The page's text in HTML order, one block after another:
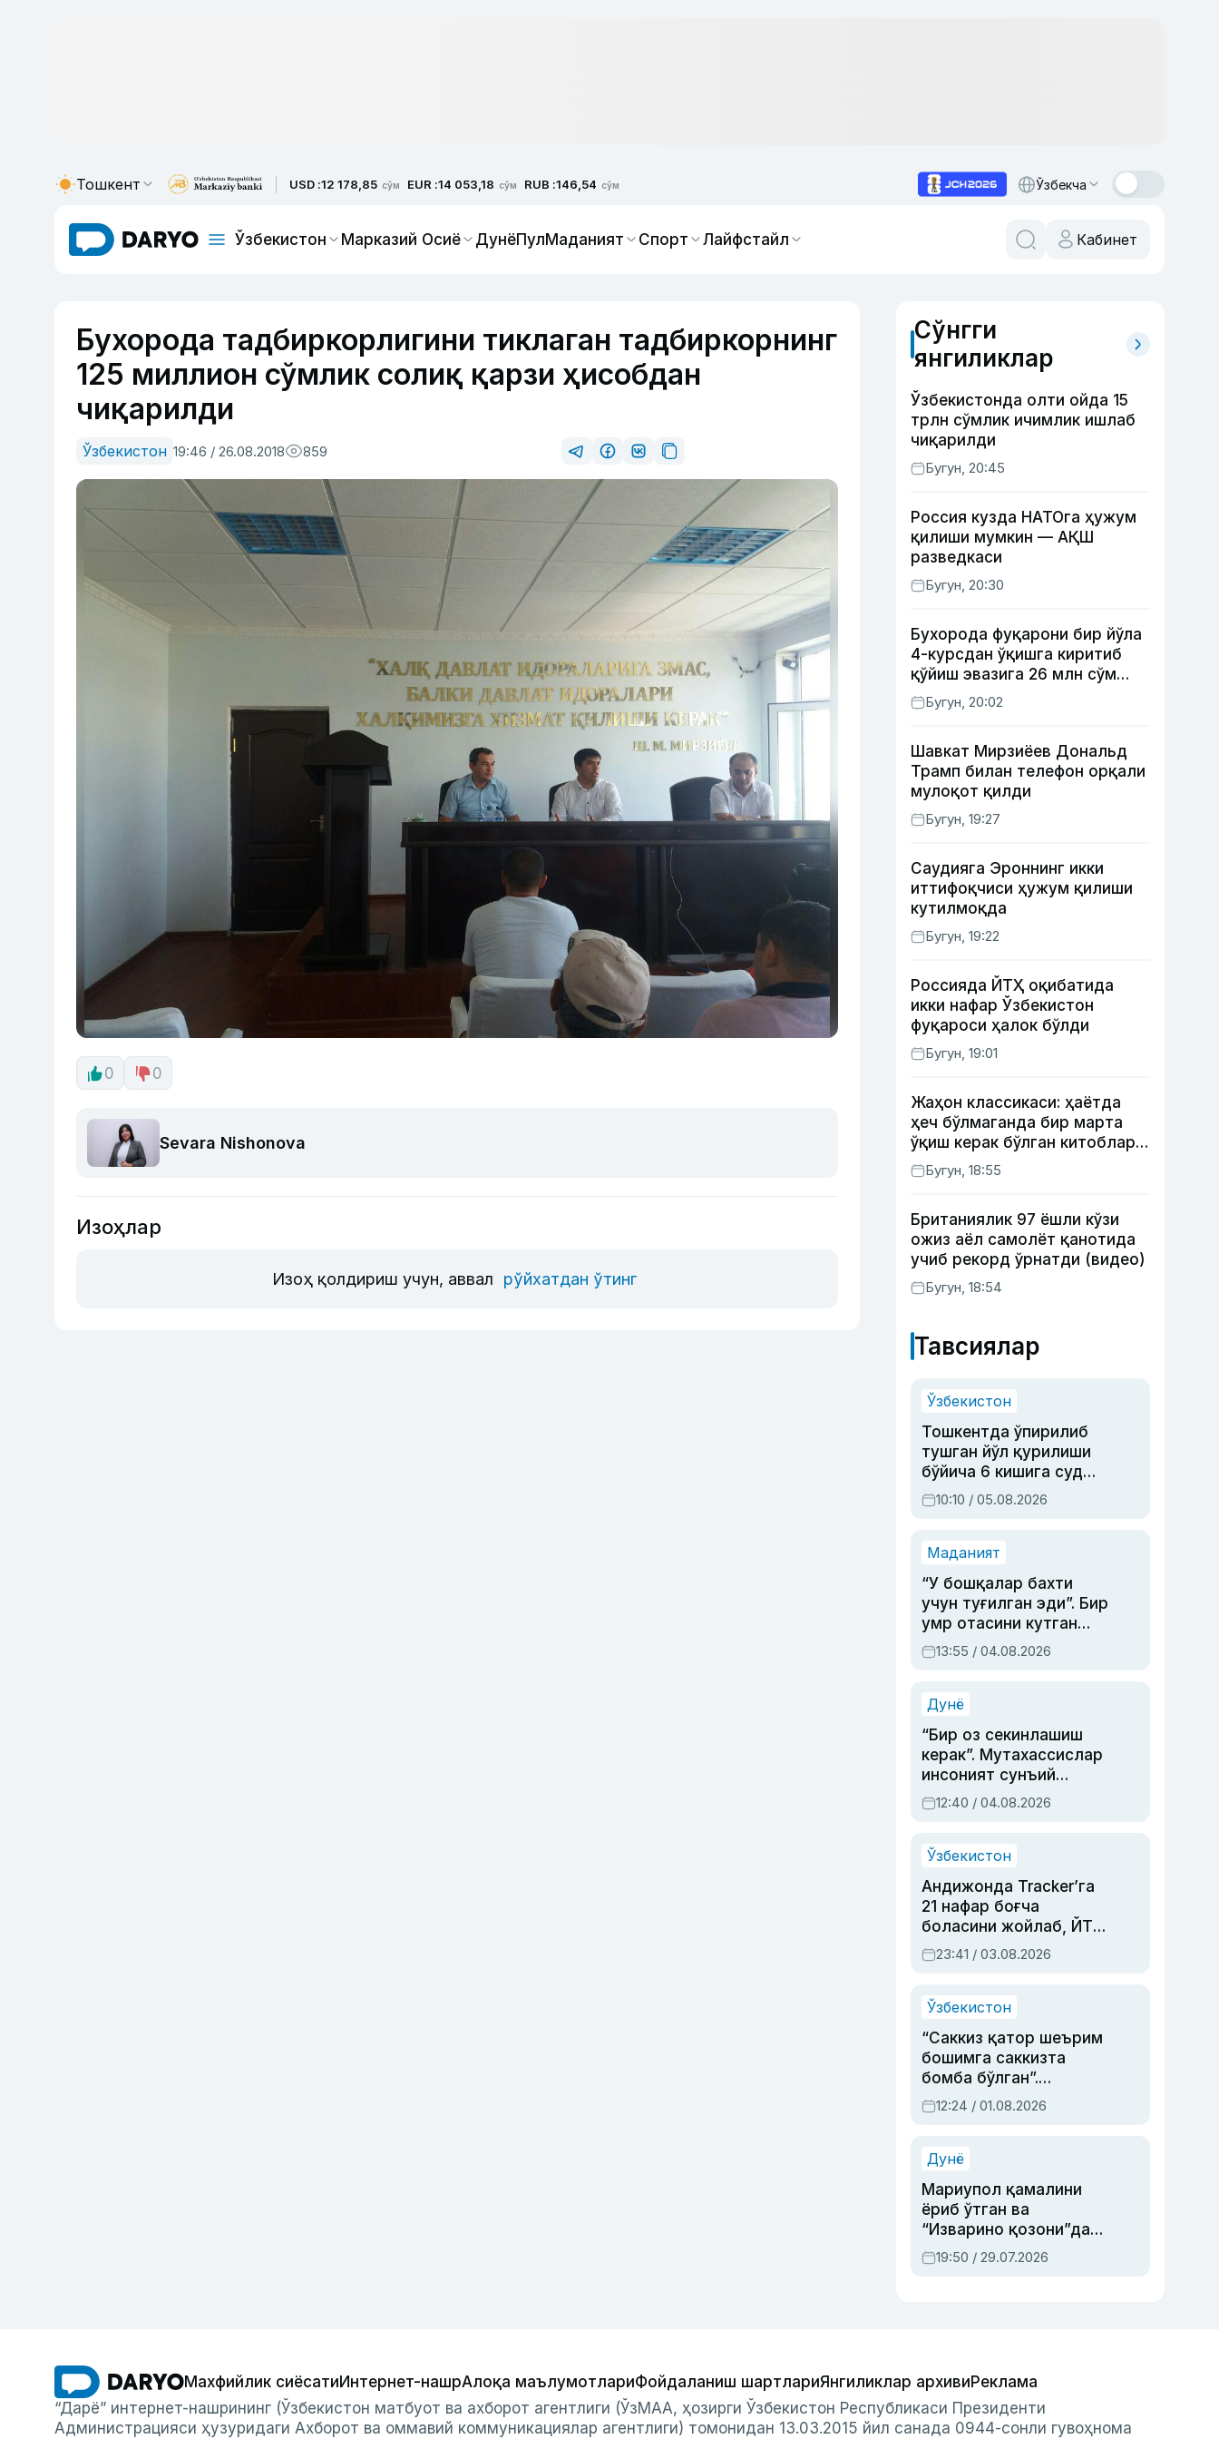
Тошкент USD :12 178,85 сўм EUR :14 053,18 сўм RUB :146,54 сўм Ўзбекча
Ўзбекистон Марказий Осиё ДунёПулМаданият Спорт Лайфстайл Кабинет
Бухорода тадбиркорлигини тиклаган тадбиркорнинг
125 миллион сўмлик солиқ қарзи ҳисобдан
чиқарилди
Ўзбекистон 19:46 / 26.08.2018 859
0 0
Sevara Nishonova
Изоҳлар
Изоҳ қолдириш учун, аввал рўйхатдан ўтинг
Сўнгги
янгиликлар
Ўзбекистонда олти ойда 15
трлн сўмлик ичимлик ишлаб
чиқарилди
Бугун, 20:45
Россия кузда НАТОга ҳужум
қилиши мумкин — АҚШ
разведкаси
Бугун, 20:30
Бухорода фуқарони бир йўла
4-курсдан ўқишга киритиб
қўйиш эвазига 26 млн сўм
олган шахс ушланди
Бугун, 20:02
Шавкат Мирзиёев Дональд
Трамп билан телефон орқали
мулоқот қилди
Бугун, 19:27
Саудияга Эроннинг икки
иттифоқчиси ҳужум қилиши
кутилмоқда
Бугун, 19:22
Россияда ЙТҲ оқибатида
икки нафар Ўзбекистон
фуқароси ҳалок бўлди
Бугун, 19:01
Жаҳон классикаси: ҳаётда
ҳеч бўлмаганда бир марта
ўқиш керак бўлган китоблар
(II қисм)
Бугун, 18:55
Британиялик 97 ёшли кўзи
ожиз аёл самолёт қанотида
учиб рекорд ўрнатди (видео)
Бугун, 18:54
Тавсиялар
Ўзбекистон
Тошкентда ўпирилиб
тушган йўл қурилиши
бўйича 6 кишига суд
ҳукми ўқилди
10:10 / 05.08.2026
Маданият
“У бошқалар бахти
учун туғилган эди”. Бир
умр отасини кутган
актриса ва дубльяж
устаси Римма
синовларга тўла ҳаёти
13:55 / 04.08.2026
Дунё
“Бир оз секинлашиш
керак”. Мутахассислар
инсоният сунъий
интеллектни бошқара
олмай қолишидан
12:40 / 04.08.2026
Ўзбекистон
Андижонда Tracker’га
21 нафар боғча
боласини жойлаб, ЙТҲ
содир этган аёлга суд
ҳукми ўқилди
23:41 / 03.08.2026
Ўзбекистон
“Саккиз қатор шеърим
бошимга саккизта
бомба бўлган”.
Абдулла Ориповни
сиёсий айбловлардан
12:24 / 01.08.2026
Дунё
Мариупол қамалини
ёриб ўтган ва
“Изварино қозони”дан
чиққан қаҳрамон —
Украина армияси бош
19:50 / 29.07.2026
Махфийлик сиёсатиИнтернет-нашрАлоқа маълумотлариФойдаланиш шартлариЯнгиликлар архивиРеклама
“Дарё” интернет-нашрининг (Ўзбекистон матбуот ва ахборот агентлиги (ЎзМАА, ҳозирги Ўзбекистон Республикаси Президенти
Администрацияси ҳузуридаги Ахборот ва оммавий коммуникациялар агентлиги) томонидан 13.03.2015 йил санада 0944-сонли гувоҳнома